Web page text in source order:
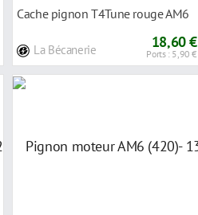
Cache pignon T4Tune rouge AM6
La Bécanerie 18,60 €
Ports : 5,90 €